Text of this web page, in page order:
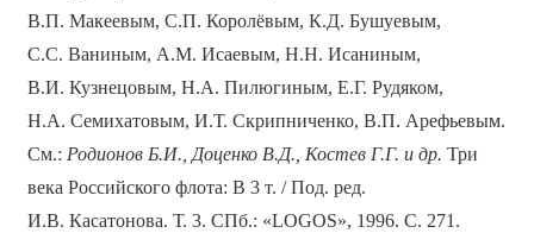
В.П. Макеевым, С.П. Королёвым, К.Д. Бушуевым,
С.С. Ваниным, А.М. Исаевым, Н.Н. Исаниным,
В.И. Кузнецовым, Н.А. Пилюгиным, Е.Г. Рудяком,
Н.А. Семихатовым, И.Т. Скрипниченко, В.П. Арефьевым.
См.: Родионов Б.И., Доценко В.Д., Костев Г.Г. и др. Три
века Российского флота: В 3 т. / Под. ред.
И.В. Касатонова. Т. 3. СПб.: «LOGOS», 1996. С. 271.